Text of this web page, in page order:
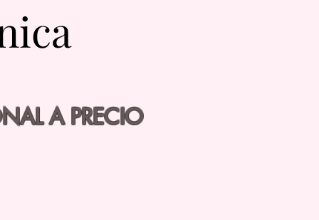
A PRECIO